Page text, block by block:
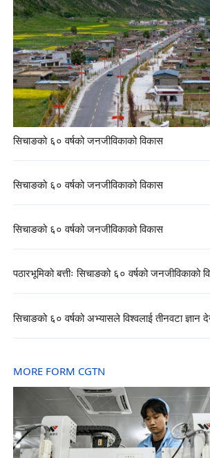
सिचाङको ६० वर्षको जनजीविकाको विकास
सिचाङको ६० वर्षको जनजीविकाको विकास
सिचाङको ६० वर्षको जनजीविकाको विकास
पठारभूमिको बत्तीः सिचाङको ६० वर्षको जनजीविकाको
सिचाङको ६० वर्षको अभ्यासले विश्वलाई तीनवटा ज्ञान
MORE FORM CGTN